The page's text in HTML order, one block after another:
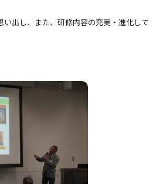
い出し、また、研修内容の充実・進化して